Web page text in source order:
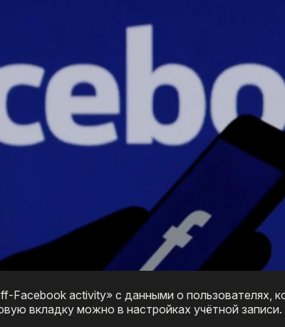
Facebook activity» с данными о пользователях,
вкладку можно в настройках учётной записи.